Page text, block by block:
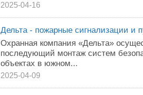
2025-04-16
Дельта - пожарные сигнализации и
Охранная компания «Дельта»
последующий монтаж систем
объектах в южном...
2025-04-09